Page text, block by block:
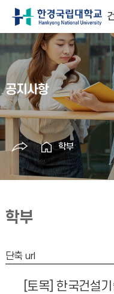
공지사항
학부
학부
단축 url
[토목] 한국건설